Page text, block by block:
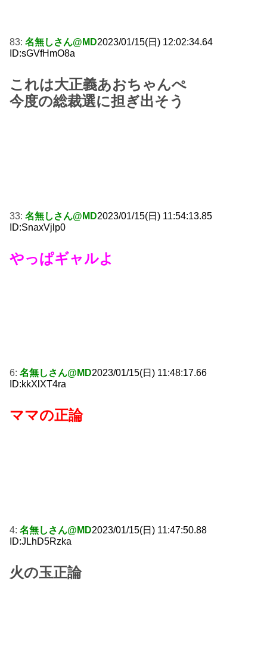
83: 名無しさん@MD2023/01/15(日) 12:02:34.64
ID:sGVfHmO8a
これは大正義あおちゃんぺ
今度の総裁選に担ぎ出そう
33: 名無しさん@MD2023/01/15(日) 11:54:13.85
ID:SnaxVjlp0
やっぱギャルよ
6: 名無しさん@MD2023/01/15(日) 11:48:17.66
ID:kkXlXT4ra
ママの正論
4: 名無しさん@MD2023/01/15(日) 11:47:50.88
ID:JLhD5Rzka
火の玉正論